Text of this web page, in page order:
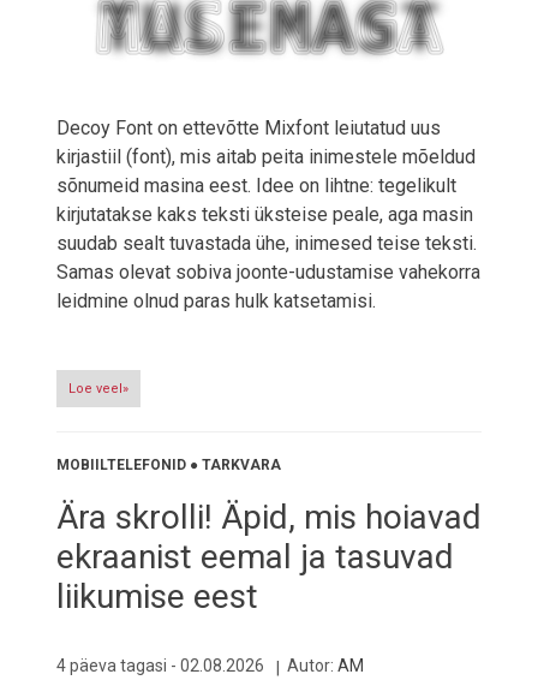
Decoy Font on ettevõtte Mixfont leiutatud uus
kirjastiil (font), mis aitab peita inimestele mõeldud
sõnumeid masina eest. Idee on lihtne: tegelikult
kirjutatakse kaks teksti üksteise peale, aga masin
suudab sealt tuvastada ühe, inimesed teise teksti.
Samas olevat sobiva joonte-udustamise vahekorra
leidmine olnud paras hulk katsetamisi.
Loe veel»
MOBIILTELEFONID ● TARKVARA
Ära skrolli! Äpid, mis hoiavad
ekraanist eemal ja tasuvad
liikumise eest
4 päeva tagasi - 02.08.2026 Autor: AM